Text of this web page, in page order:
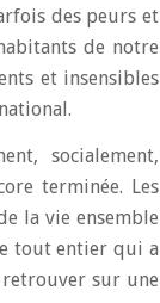
des peurs et
de notre
et insensibles
socialement,
terminée. Les
la vie ensemble
tout entier qui a
retrouver sur une